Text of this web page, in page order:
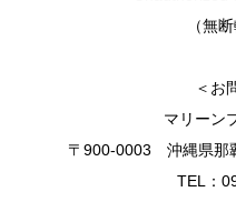
（無
＜お
マリーン
〒900-0003 沖縄県那
TEL：